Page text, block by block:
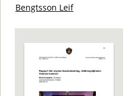
Bengtsson Leif